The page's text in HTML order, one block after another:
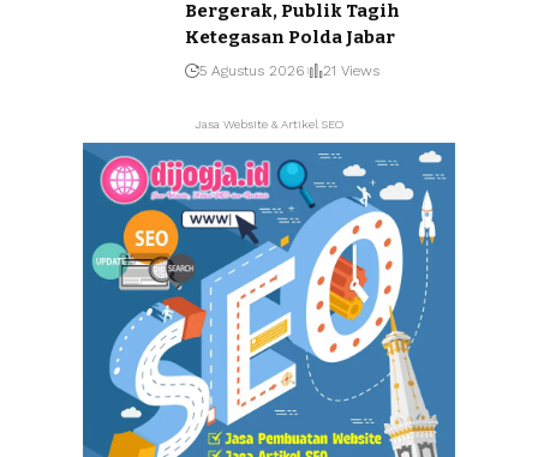
Bergerak, Publik Tagih
Ketegasan Polda Jabar
5 Agustus 2026 21 Views
Jasa Website & Artikel SEO